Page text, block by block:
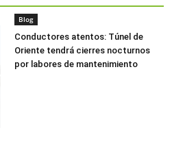
Blog
Conductores atentos: Túnel de
Oriente tendrá cierres nocturnos
por labores de mantenimiento